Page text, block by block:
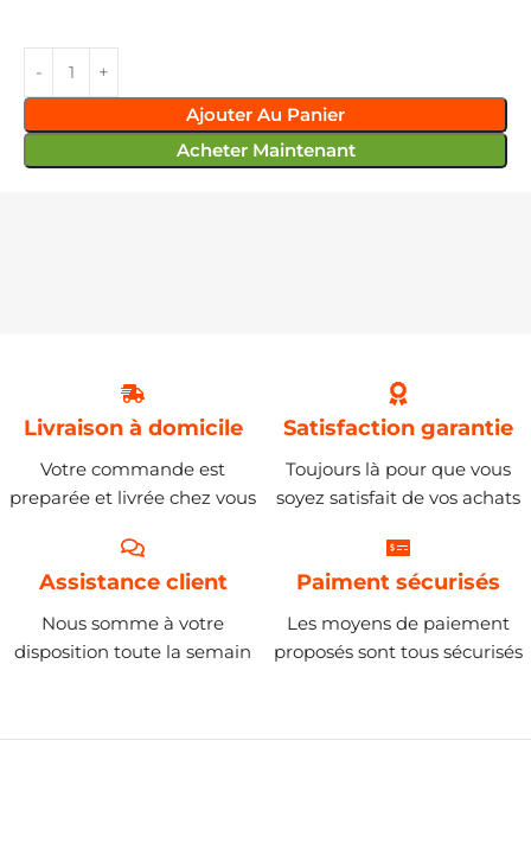
Ajouter Au Panier
Acheter Maintenant
Livraison à domicile
Votre commande est
preparée et livrée chez vous
Satisfaction garantie
Toujours là pour que vous
soyez satisfait de vos achats
Assistance client
Nous somme à votre
disposition toute la semain
Paiment sécurisés
Les moyens de paiement
proposés sont tous sécurisés